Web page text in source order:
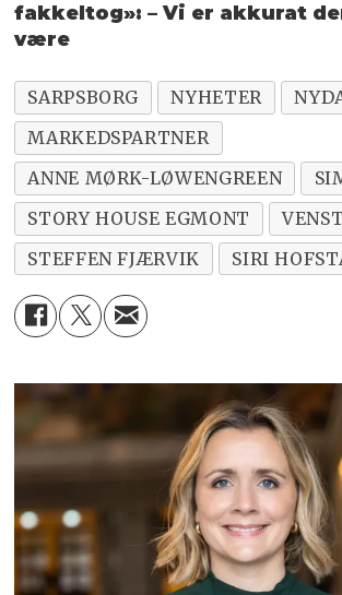
fakkeltog»: – Vi er akkurat
være
SARPSBORG NYHETER
MARKEDSPARTNER
ANNE MØRK-LØWENGREEN
STORY HOUSE EGMONT
STEFFEN FJÆRVIK
SIRI